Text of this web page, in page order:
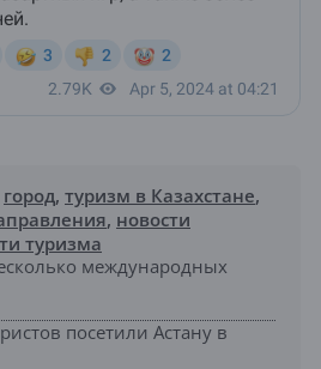
город, туризм в Казахстане,
, новости
туризма
международных
посетили Астану в